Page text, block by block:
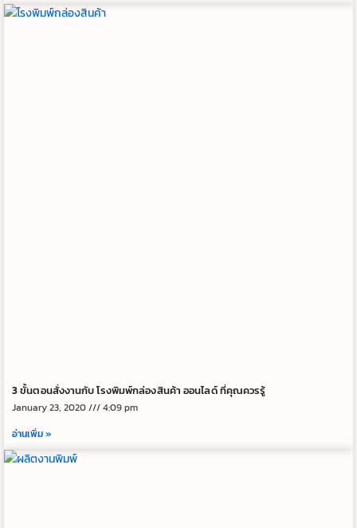
3 ขั้นตอนสั่งงานกับ โรงพิมพ์กล่องสินค้า ออนไลด์ ที่คุณควรรู้
January 23, 2020
4:09 pm
อ่านเพิ่ม »